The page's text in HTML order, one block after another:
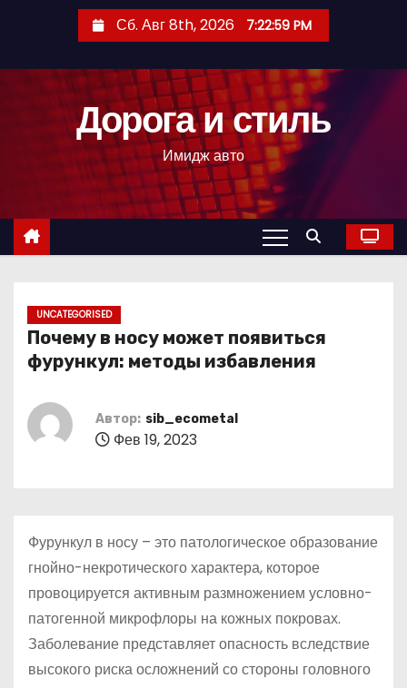
с
Сб. Авг 8th, 2026 7:23:00 PM
Дорога и стиль
Имидж авто
UNCATEGORISED
Почему в носу может появиться
фурункул: методы избавления
Автор: sib_ecometal
Фев 19, 2023
Фурункул в носу – это патологическое образование
гнойно-некротического характера, которое
провоцируется активным размножением условно-
патогенной микрофлоры на кожных покровах.
Заболевание представляет опасность вследствие
высокого риска осложнений со стороны головного